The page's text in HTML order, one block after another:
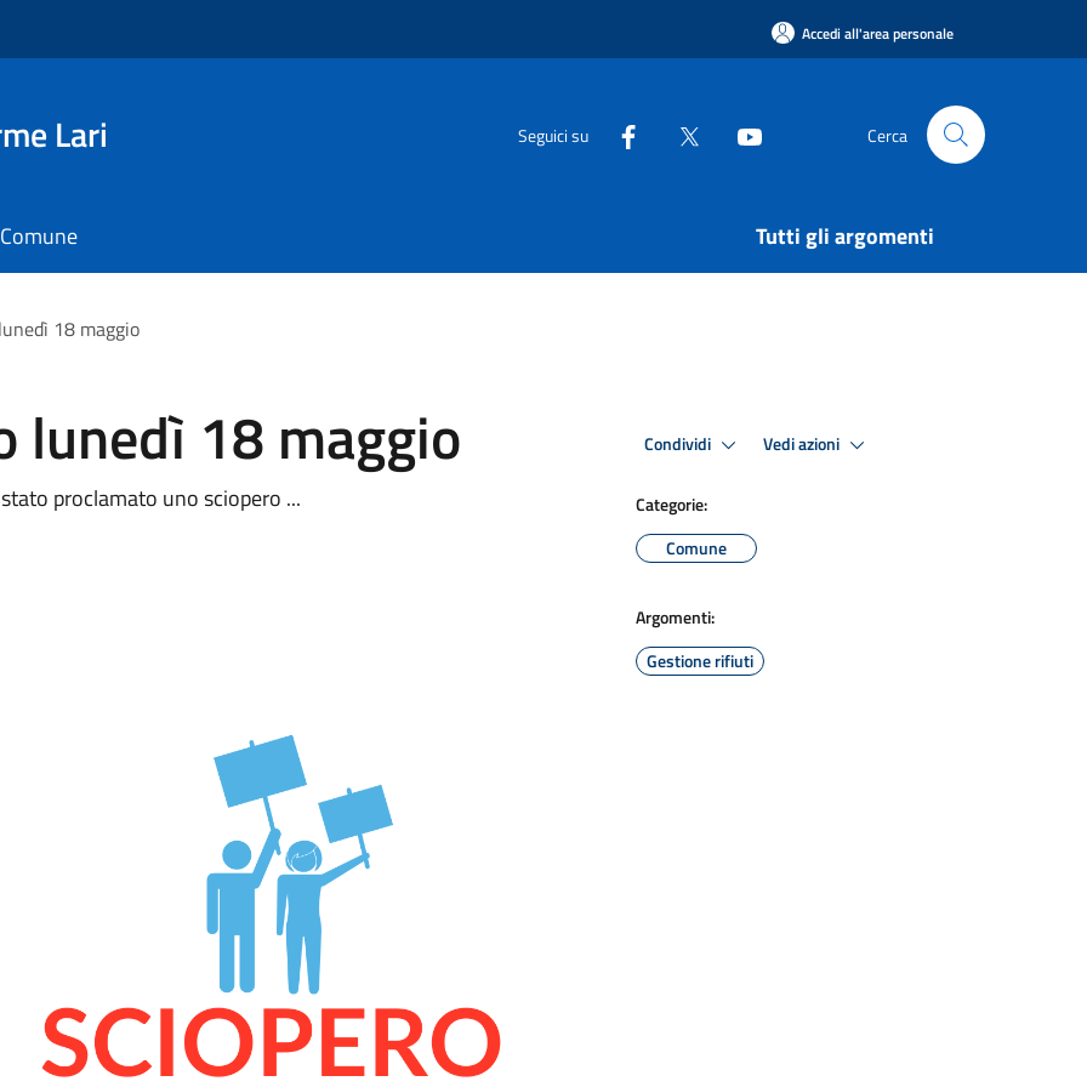
Accedi all'area personale
Lari Seguici su Cerca
Tutti gli argomenti
18 maggio
lunedì 18 maggio
proclamato uno sciopero ...
Condividi Vedi azioni
Categorie:
Comune
Argomenti:
Gestione rifiuti